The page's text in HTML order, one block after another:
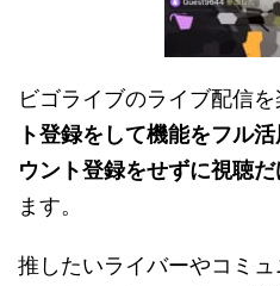
ビゴライブのライブ配信
ト登録をして機能をフル活
ウント登録をせずに視聴だ
ます。
推したいライバーやコミ